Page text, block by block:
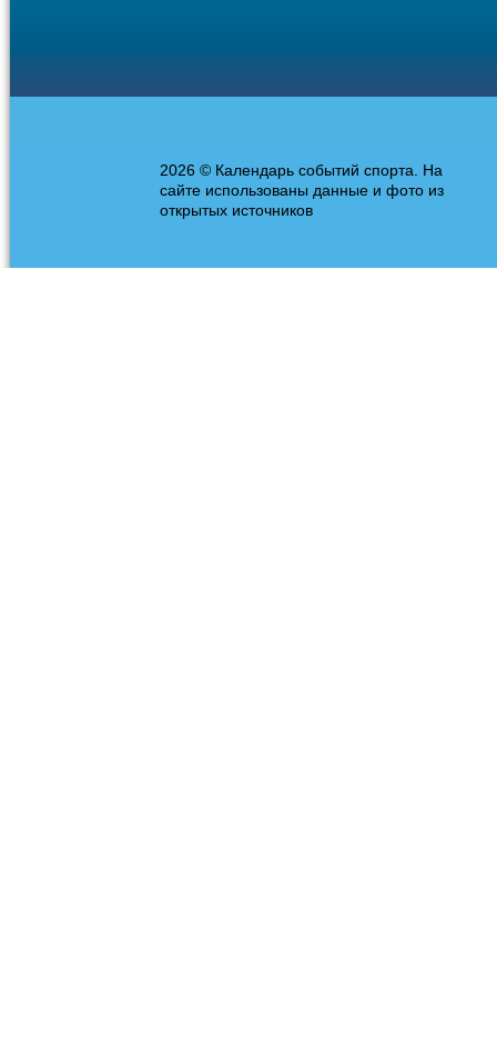
2026 © Календарь событий спорта. На
сайте использованы данные и фото из
открытых источников